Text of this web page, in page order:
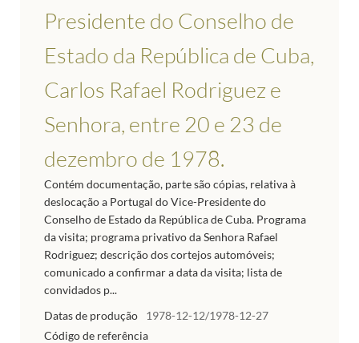
Presidente do Conselho de
Estado da República de Cuba,
Carlos Rafael Rodriguez e
Senhora, entre 20 e 23 de
dezembro de 1978.
Contém documentação, parte são cópias, relativa à
deslocação a Portugal do Vice-Presidente do
Conselho de Estado da República de Cuba. Programa
da visita; programa privativo da Senhora Rafael
Rodriguez; descrição dos cortejos automóveis;
comunicado a confirmar a data da visita; lista de
convidados p...
Datas de produção
1978-12-12/1978-12-27
Código de referência